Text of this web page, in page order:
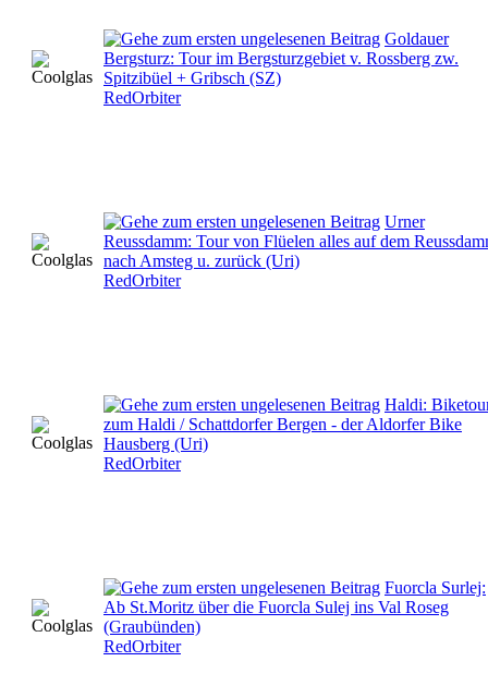
Goldauer
Bergsturz: Tour im Bergsturzgebiet v. Rossberg zw.
Spitzibüel + Gribsch (SZ)
RedOrbiter
Urner
Reussdamm: Tour von Flüelen alles auf dem
nach Amsteg u. zurück (Uri)
RedOrbiter
Haldi:
zum Haldi / Schattdorfer Bergen - der Aldorfer Bike
Hausberg (Uri)
RedOrbiter
Fuorcla Surlej:
Ab St.Moritz über die Fuorcla Sulej ins Val Roseg
(Graubünden)
RedOrbiter